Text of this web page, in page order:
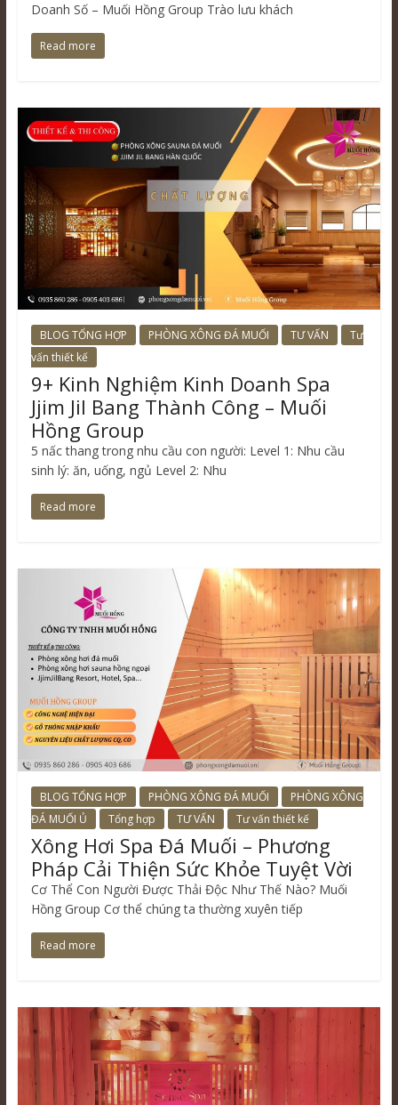
Doanh Số – Muối Hồng Group Trào lưu khách
Read more
BLOG TỔNG HỢP PHÒNG XÔNG ĐÁ MUỐI TƯ VẤN
Tư
vấn thiết kế
9+ Kinh Nghiệm Kinh Doanh Spa
Jjim Jil Bang Thành Công – Muối
Hồng Group
5 nấc thang trong nhu cầu con người: Level 1: Nhu cầu
sinh lý: ăn, uống, ngủ Level 2: Nhu
Read more
BLOG TỔNG HỢP PHÒNG XÔNG ĐÁ MUỐI
PHÒNG XÔNG
ĐÁ MUỐI Ủ
Tổng hợp TƯ VẤN Tư vấn thiết kế
Xông Hơi Spa Đá Muối – Phương
Pháp Cải Thiện Sức Khỏe Tuyệt Vời
Cơ Thể Con Người Được Thải Độc Như Thế Nào? Muối
Hồng Group Cơ thể chúng ta thường xuyên tiếp
Read more